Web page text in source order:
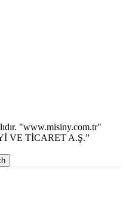
"www.misiny.com.tr"
VE TİCARET A.Ş.”